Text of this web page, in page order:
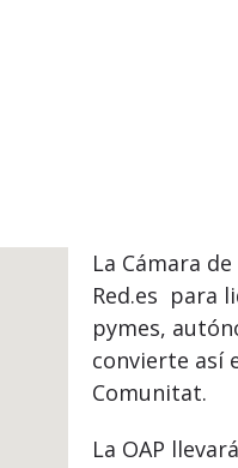
La Cámara
Red.es para
pymes,
convierte así
Comunitat.
La OAP